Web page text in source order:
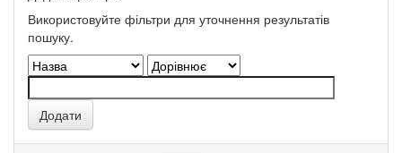
Використовуйте фільтри для уточнення результатів
пошуку.